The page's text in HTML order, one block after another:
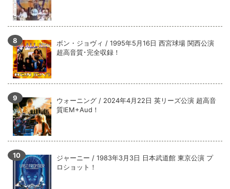
ボン・ジョヴィ / 1995年5月16日 西宮球場 関西公演
超高音質･完全収録！
ウォーニング / 2024年4月22日 英リーズ公演 超高音
質IEM+Aud！
ジャーニー / 1983年3月3日 日本武道館 東京公演 プ
ロショット！